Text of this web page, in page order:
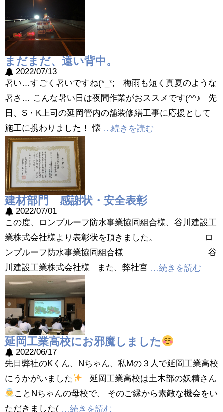
まだまだ、遠い背中。
2022/07/13
暑い…すごく暑いですね(*_*; 梅雨も短く真夏のような
暑さ… こんな暑い日は夜間作業がおススメです(^^♪ 先
日、S・K上司の延岡管内の舗装修繕工事に応援として
施工に携わりました！ 懐 …続きを読む
建材部門 感謝状・安全表彰
2022/07/01
この度、ロンプルーフ防水事業協同組合様、谷川建設工
業株式会社様より表彰状を頂きました。 ロ
ンプルーフ防水事業協同組合様 谷
川建設工業株式会社様 また、弊社宮 …続きを読む
延岡工業高校にお邪魔しました
2022/06/17
先日弊社のKくん、Nちゃん、私Mの３人で延岡工業高校
にうかがいました
延岡工業高校は土木部の妖精さん
ことNちゃんの母校で、 そのご縁から素敵な機会をい
ただきました( …続きを読む